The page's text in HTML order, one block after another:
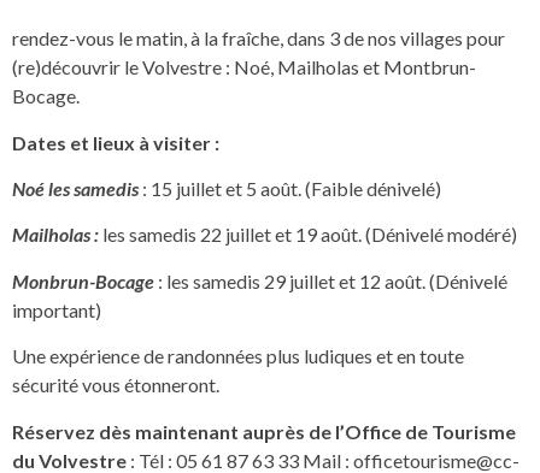
rendez-vous le matin, à la fraîche, dans 3 de nos villages pour
(re)découvrir le Volvestre : Noé, Mailholas et Montbrun-
Bocage.
Dates et lieux à visiter :
Noé les samedis : 15 juillet et 5 août. (Faible dénivelé)
Mailholas : les samedis 22 juillet et 19 août. (Dénivelé modéré)
Monbrun-Bocage : les samedis 29 juillet et 12 août. (Dénivelé
important)
Une expérience de randonnées plus ludiques et en toute
sécurité vous étonneront.
Réservez dès maintenant auprès de l’Office de Tourisme
du Volvestre : Tél : 05 61 87 63 33 Mail : officetourisme@cc-